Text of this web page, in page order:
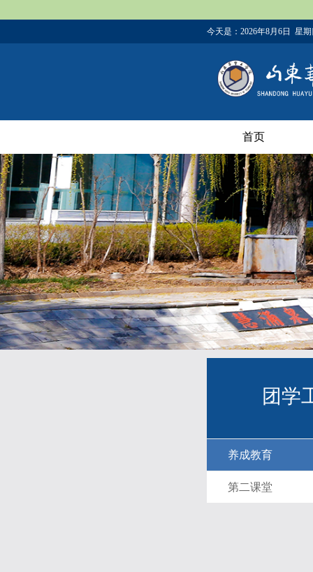
今天是： 2026年8月6日 星
首页
团学
养成教育
第二课堂